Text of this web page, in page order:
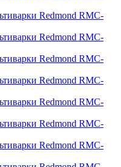
Redmond RMC-
Redmond RMC-
Redmond RMC-
Redmond RMC-
Redmond RMC-
Redmond RMC-
Redmond RMC-